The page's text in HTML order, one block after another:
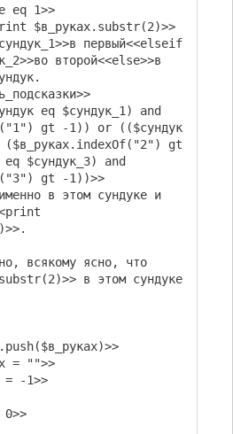
eq 1>>
$в_руках.substr(2)>>
первый<<elseif
второй<<else>>в
eq $сундук_1) and
gt -1)) or (($сундук
($в_руках.indexOf("2") gt
$сундук_3) and
gt -1))>>
этом сундуке и
ясно, что
в этом сундуке
= "">>
-1>>